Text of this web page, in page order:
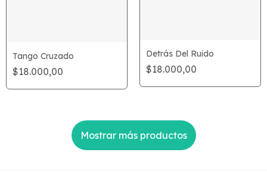
Tango Cruzado
$18.000,00
Detrás Del Ruido
$18.000,00
Mostrar más productos